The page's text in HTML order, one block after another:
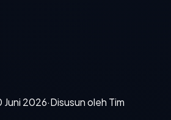
Juni 2026·Disusun oleh Tim